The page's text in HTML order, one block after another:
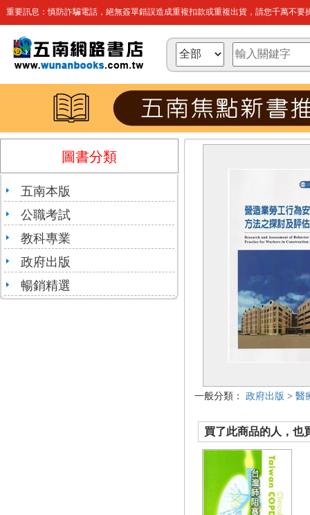
重要訊息：慎防詐騙電話，絕無簽單錯誤造成重複扣款或重複出貨，請您千萬不要
圖書分類
五南本版
公職考試
教科專業
政府出版
暢銷精選
一般分類： 政府出版 > 醫
買了此商品的人，也